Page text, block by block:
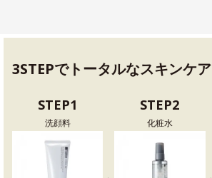
3STEPでトータルなスキンケア
STEP1
洗顔料
STEP2
化粧水